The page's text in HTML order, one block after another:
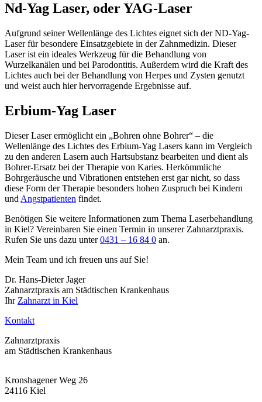
Nd-Yag Laser, oder YAG-Laser
Aufgrund seiner Wellenlänge des Lichtes eignet sich der ND-Yag-
Laser für besondere Einsatzgebiete in der Zahnmedizin. Dieser
Laser ist ein ideales Werkzeug für die Behandlung von
Wurzelkanälen und bei Parodontitis. Außerdem wird die Kraft des
Lichtes auch bei der Behandlung von Herpes und Zysten genutzt
und weist auch hier hervorragende Ergebnisse auf.
Erbium-Yag Laser
Dieser Laser ermöglicht ein „Bohren ohne Bohrer“ – die
Wellenlänge des Lichtes des Erbium-Yag Lasers kann im Vergleich
zu den anderen Lasern auch Hartsubstanz bearbeiten und dient als
Bohrer-Ersatz bei der Therapie von Karies. Herkömmliche
Bohrgeräusche und Vibrationen entstehen erst gar nicht, so dass
diese Form der Therapie besonders hohen Zuspruch bei Kindern
und Angstpatienten findet.
Benötigen Sie weitere Informationen zum Thema Laserbehandlung
in Kiel? Vereinbaren Sie einen Termin in unserer Zahnarztpraxis.
Rufen Sie uns dazu unter0431 – 16 84 0 an.
Mein Team und ich freuen uns auf Sie!
Dr. Hans-Dieter Jager
Zahnarztpraxis am Städtischen Krankenhaus
Ihr Zahnarzt in Kiel
Kontakt
Zahnarztpraxis
am Städtischen Krankenhaus
Kronshagener Weg 26
24116 Kiel